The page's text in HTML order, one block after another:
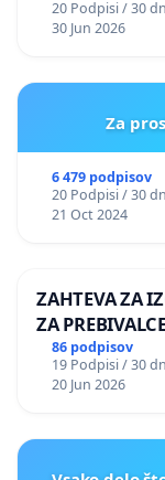
20 Podpisi / 30
30 Jun 2026
Za
6 479 podpisov
20 Podpisi / 30
21 Oct 2024
ZAHTEVA ZA
ZA
PRESTRANEK
86 podpisov
19 Podpisi / 30
20 Jun 2026